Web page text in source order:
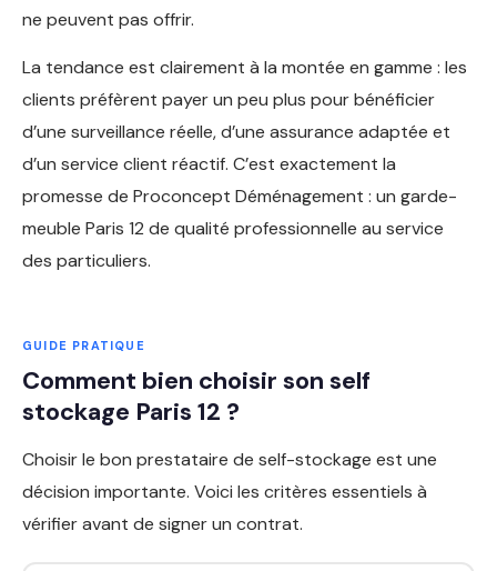
ne peuvent pas offrir.
La tendance est clairement à la montée en gamme : les
clients préfèrent payer un peu plus pour bénéficier
d’une surveillance réelle, d’une assurance adaptée et
d’un service client réactif. C’est exactement la
promesse de Proconcept Déménagement : un garde-
meuble Paris 12 de qualité professionnelle au service
des particuliers.
GUIDE PRATIQUE
Comment bien choisir son self
stockage Paris 12 ?
Choisir le bon prestataire de self-stockage est une
décision importante. Voici les critères essentiels à
vérifier avant de signer un contrat.